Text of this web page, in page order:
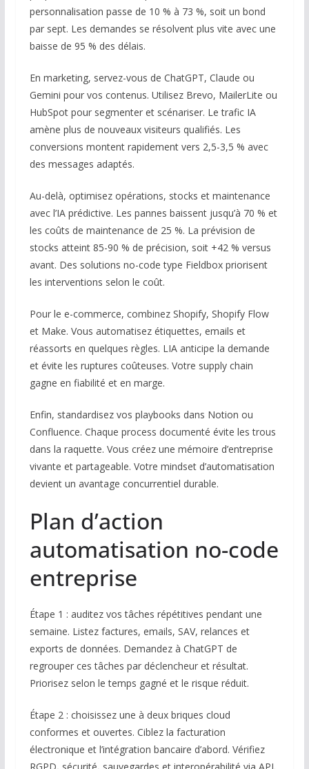
personnalisation passe de 10 % à 73 %, soit un bond
par sept. Les demandes se résolvent plus vite avec une
baisse de 95 % des délais.
En marketing, servez-vous de ChatGPT, Claude ou
Gemini pour vos contenus. Utilisez Brevo, MailerLite ou
HubSpot pour segmenter et scénariser. Le trafic IA
amène plus de nouveaux visiteurs qualifiés. Les
conversions montent rapidement vers 2,5-3,5 % avec
des messages adaptés.
Au-delà, optimisez opérations, stocks et maintenance
avec l’IA prédictive. Les pannes baissent jusqu’à 70 % et
les coûts de maintenance de 25 %. La prévision de
stocks atteint 85-90 % de précision, soit +42 % versus
avant. Des solutions no-code type Fieldbox priorisent
les interventions selon le coût.
Pour le e-commerce, combinez Shopify, Shopify Flow
et Make. Vous automatisez étiquettes, emails et
réassorts en quelques règles. LIA anticipe la demande
et évite les ruptures coûteuses. Votre supply chain
gagne en fiabilité et en marge.
Enfin, standardisez vos playbooks dans Notion ou
Confluence. Chaque process documenté évite les trous
dans la raquette. Vous créez une mémoire d’entreprise
vivante et partageable. Votre mindset d’automatisation
devient un avantage concurrentiel durable.
Plan d’action
automatisation no-code
entreprise
Étape 1 : auditez vos tâches répétitives pendant une
semaine. Listez factures, emails, SAV, relances et
exports de données. Demandez à ChatGPT de
regrouper ces tâches par déclencheur et résultat.
Priorisez selon le temps gagné et le risque réduit.
Étape 2 : choisissez une à deux briques cloud
conformes et ouvertes. Ciblez la facturation
électronique et l’intégration bancaire d’abord. Vérifiez